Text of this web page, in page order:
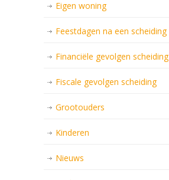
Eigen woning
Feestdagen na een scheiding
Financiële gevolgen scheiding
Fiscale gevolgen scheiding
Grootouders
Kinderen
Nieuws